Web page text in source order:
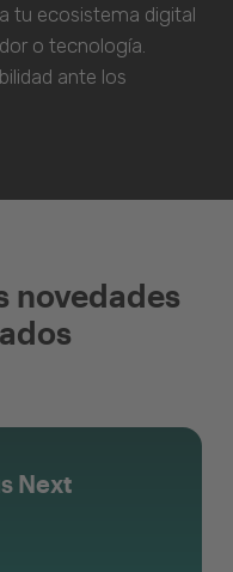
tu ecosistema digital
o tecnología.
ante los
novedades
Next